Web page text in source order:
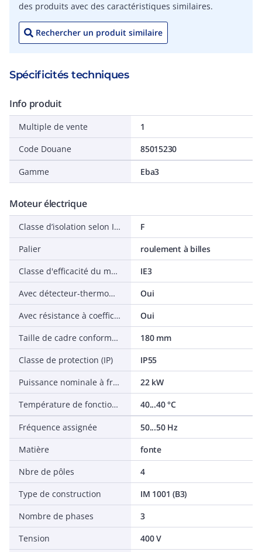
des produits avec des caractéristiques similaires.
Rechercher un produit similaire
Spécificités techniques
Info produit
Multiple de vente
1
Code Douane
85015230
Gamme Eba3
Moteur électrique
Classe d’isolation selon IEC
F
Palier
roulement à billes
Classe d'efficacité du moteur
IE3
Avec détecteur-thermomètre à résistance (RTD)
Oui
Avec résistance à coefficient de température positif
Oui
Taille de cadre conformément à IEC
180 mm
Classe de protection (IP)
IP55
Puissance nominale à fréquence assignée
22 kW
Température de fonctionnement
40...40 °C
Fréquence assignée
50...50 Hz
Matière
fonte
Nbre de pôles
4
Type de construction
IM 1001 (B3)
Nombre de phases
3
Tension
400 V